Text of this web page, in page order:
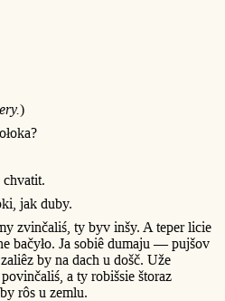
)
jak duby.
zvinčaliś, ty byv inšy. A teper licie
bačyło. Ja sobiê dumaju — pujšov
by na dach u došč. Uže
a ty robišsie štoraz
rôs u zemlu.